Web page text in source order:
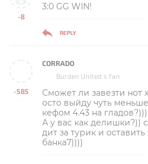
-8
-
3:0 GG WIN!
REPLY
-585
-
CORRADO
Burden United s fan
Сможет ли завезти нот
осто выйду чуть
кефом 4.43 на гладов?)))
А у вас как делишки?))
дит за турик и оставить
банка7))))